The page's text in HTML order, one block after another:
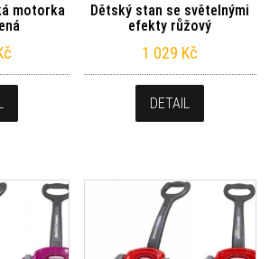
motorka
Dětský stan se světelnými
efekty růžový
1 029 Kč
DETAIL